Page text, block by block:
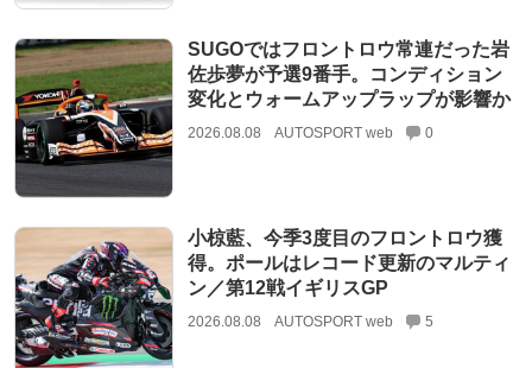
SUGOではフロントロウ常連だった岩
佐歩夢が予選9番手。コンディション
変化とウォームアップラップが影響か
2026.08.08 AUTOSPORT web 0
小椋藍、今季3度目のフロントロウ獲
得。ポールはレコード更新のマルティ
ン／第12戦イギリスGP
2026.08.08 AUTOSPORT web 5